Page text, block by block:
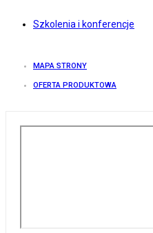
Szkolenia i konferencje
MAPA STRONY
OFERTA PRODUKTOWA